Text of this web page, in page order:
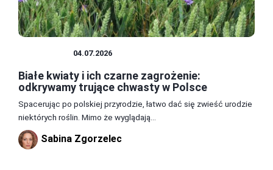
04.07.2026
Białe kwiaty i ich czarne zagrożenie:
odkrywamy trujące chwasty w Polsce
Spacerując po polskiej przyrodzie, łatwo dać się zwieść urodzie
niektórych roślin. Mimo że wyglądają...
Sabina Zgorzelec